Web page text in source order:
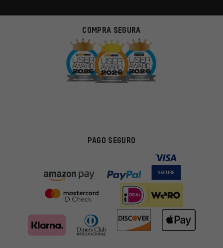
COMPRA SEGURA
PAGO SEGURO